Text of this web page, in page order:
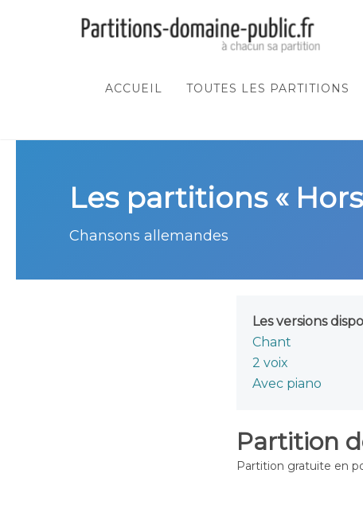
ACCUEIL TOUTES LES PARTITIONS
Les partitions «
Chansons allemandes
Les versions
Chant
2 voix
Avec piano
Partition
Partition gratuite en